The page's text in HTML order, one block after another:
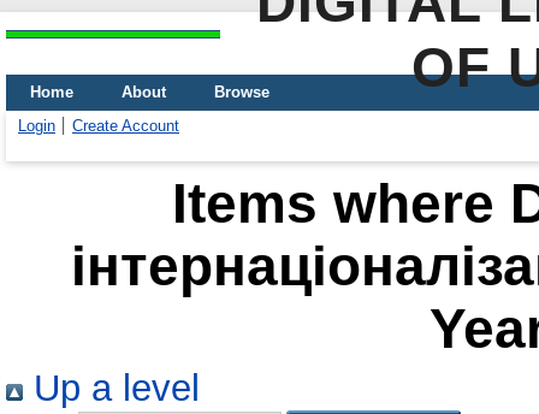
OF
Home About
Browse
Login
Create Account
Items where
Up a level